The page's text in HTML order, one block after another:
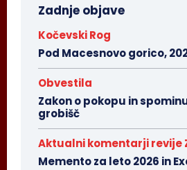
Zadnje objave
Kočevski Rog
Pod Macesnovo gorico,
Obvestila
Zakon o pokopu in
grobišč
Aktualni komentarji revije
Memento za leto 2026 in